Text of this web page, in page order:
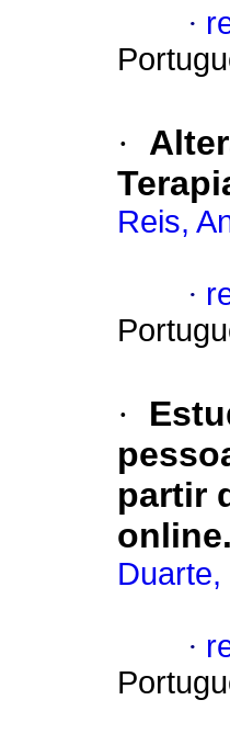
·
·
Reis,
·
·
partir
online.
·